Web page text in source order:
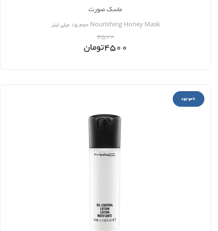
ماسک صورت
Nourishing Honey Mask حجم 15 میلی لیتر
6500
4500تومان
ناموجود